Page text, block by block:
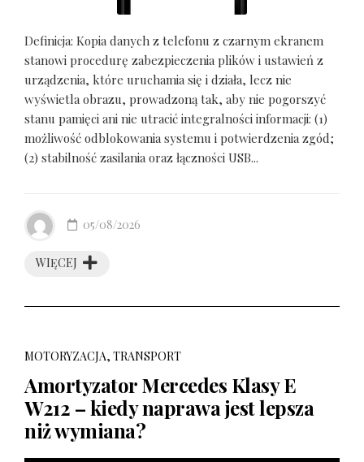
Definicja: Kopia danych z telefonu z czarnym ekranem
stanowi procedurę zabezpieczenia plików i ustawień z
urządzenia, które uruchamia się i działa, lecz nie
wyświetla obrazu, prowadzoną tak, aby nie pogorszyć
stanu pamięci ani nie utracić integralności informacji: (1)
możliwość odblokowania systemu i potwierdzenia zgód;
(2) stabilność zasilania oraz łączności USB...
WIĘCEJ
05/08/2026
MOTORYZACJA, TRANSPORT
Amortyzator Mercedes Klasy E
W212 – kiedy naprawa jest lepsza
niż wymiana?